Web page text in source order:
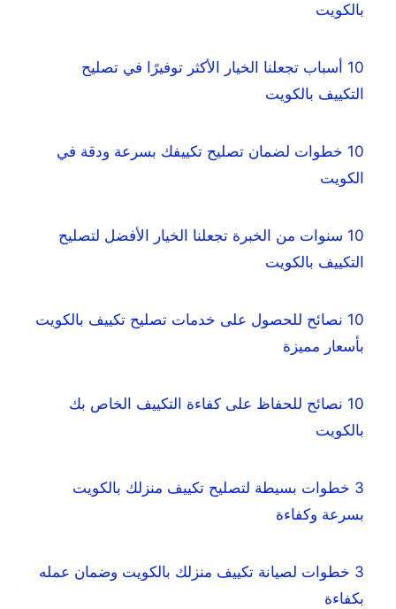
بالكويت
10 أسباب تجعلنا الخيار الأكثر توفيرًا في تصليح
التكييف بالكويت
10 خطوات لضمان تصليح تكييفك بسرعة ودقة في
الكويت
10 سنوات من الخبرة تجعلنا الخيار الأفضل لتصليح
التكييف بالكويت
10 نصائح للحصول على خدمات تصليح تكييف بالكويت
بأسعار مميزة
10 نصائح للحفاظ على كفاءة التكييف الخاص بك
بالكويت
3 خطوات بسيطة لتصليح تكييف منزلك بالكويت
بسرعة وكفاءة
3 خطوات لصيانة تكييف منزلك بالكويت وضمان عمله
بكفاءة